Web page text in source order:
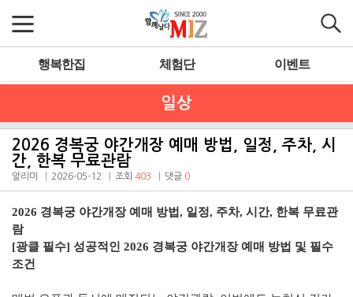
행복한집 체험단 이벤트
일상
2026 경복궁 야간개장 예매 방법, 일정, 주차, 시
간, 한복 무료관람
알리미 2026-05-12 조회 403 댓글 0
2026 경복궁 야간개장 예매 방법, 일정, 주차, 시간, 한복 무료관
람
[광클 필수] 성공적인 2026 경복궁 야간개장 예매 방법 및 필수
조건